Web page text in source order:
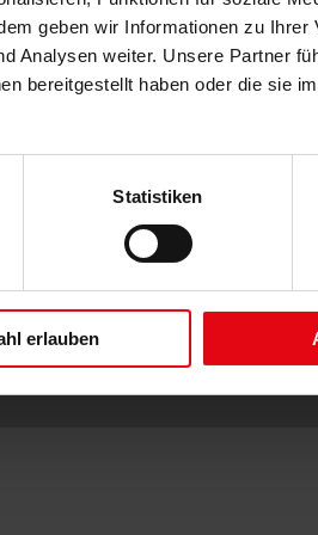
geben wir Informationen zu Ihrer
Analysen weiter. Unsere Partner
bereitgestellt haben oder die sie
Statistiken
erlauben
Meißner Straße 100 01445